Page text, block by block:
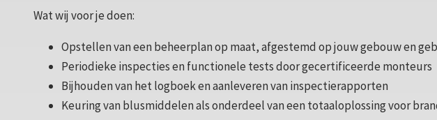
Wat wij voor je doen:
Opstellen van een beheerplan op maat, afgestemd op jouw gebouw en
Periodieke inspecties en functionele tests door gecertificeerde monteurs
Bijhouden van het logboek en aanleveren van inspectierapporten
Keuring van blusmiddelen als onderdeel van een totaaloplossing voor